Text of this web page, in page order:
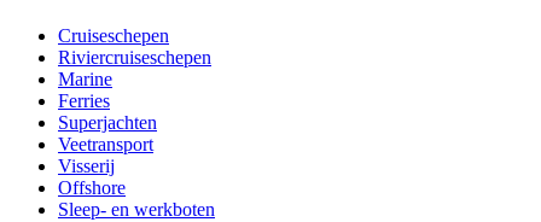
Cruiseschepen
Riviercruiseschepen
Marine
Ferries
Superjachten
Veetransport
Visserij
Offshore
Sleep- en werkboten